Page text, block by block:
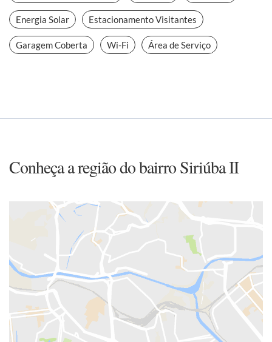
Energia Solar Estacionamento Visitantes
Garagem Coberta Wi-Fi Área de Serviço
Conheça a região do bairro Siriúba II